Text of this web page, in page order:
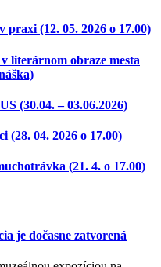
praxi (12. 05. 2026 o 17.00)
literárnom obraze mesta
(30.04. – 03.06.2026)
(28. 04. 2026 o 17.00)
(21. 4. o 17.00)
je dočasne zatvorená